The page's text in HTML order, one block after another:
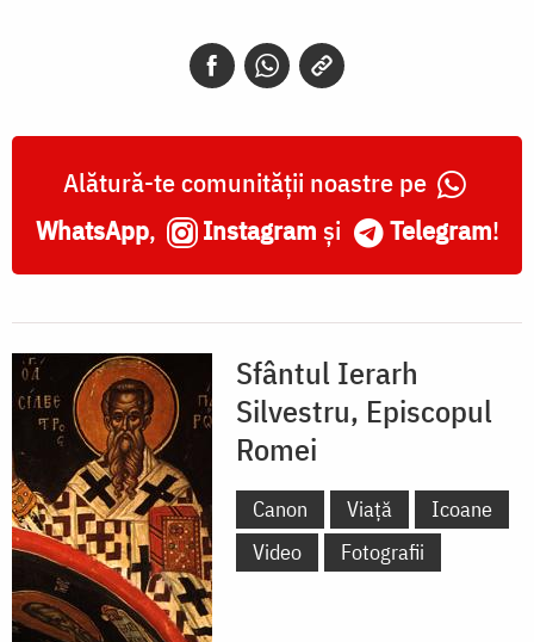
Alătură-te comunității noastre pe
WhatsApp, Instagram și Telegram!
Sfântul Ierarh
Silvestru, Episcopul
Romei
Canon Viață
Icoane
Video
Fotografii